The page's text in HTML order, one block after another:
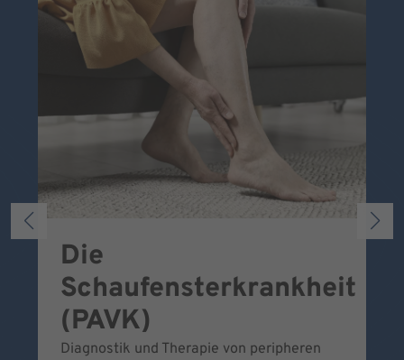
Die
Schaufensterkrankheit
(PAVK)
Diagnostik und Therapie von peripheren